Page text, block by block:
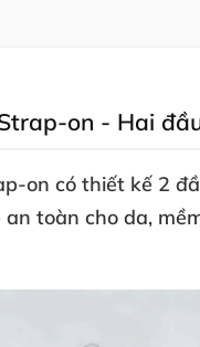
on - Hai
on có thiết kế 2
an toàn cho da,